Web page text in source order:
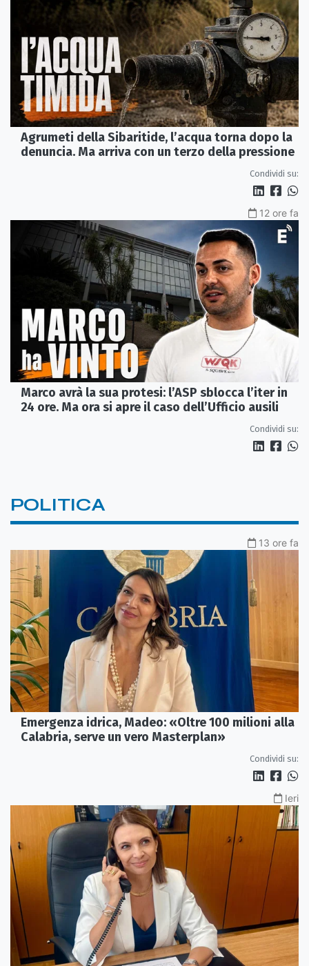
Agrumeti della Sibaritide, l’acqua torna dopo la
denuncia. Ma arriva con un terzo della pressione
Condividi su:
12 ore fa
Marco avrà la sua protesi: l’ASP sblocca l’iter in
24 ore. Ma ora si apre il caso dell’Ufficio ausili
Condividi su:
POLITICA
13 ore fa
Emergenza idrica, Madeo: «Oltre 100 milioni alla
Calabria, serve un vero Masterplan»
Condividi su:
Ieri